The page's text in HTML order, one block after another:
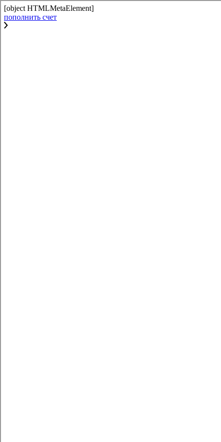
[object HTMLMetaElement]
пополнить счет